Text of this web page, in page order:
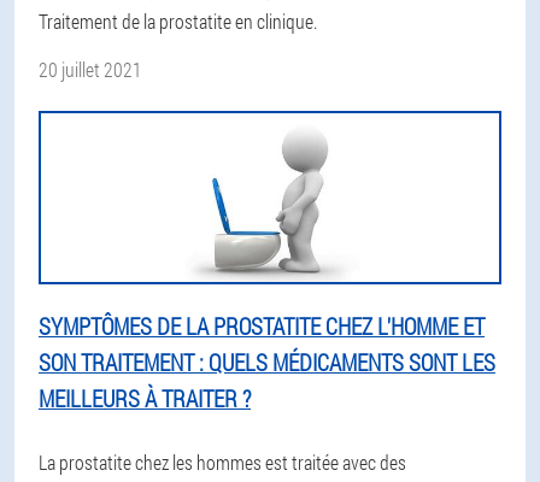
Traitement de la prostatite en clinique.
20 juillet 2021
SYMPTÔMES DE LA PROSTATITE CHEZ L'HOMME ET
SON TRAITEMENT : QUELS MÉDICAMENTS SONT LES
MEILLEURS À TRAITER ?
La prostatite chez les hommes est traitée avec des